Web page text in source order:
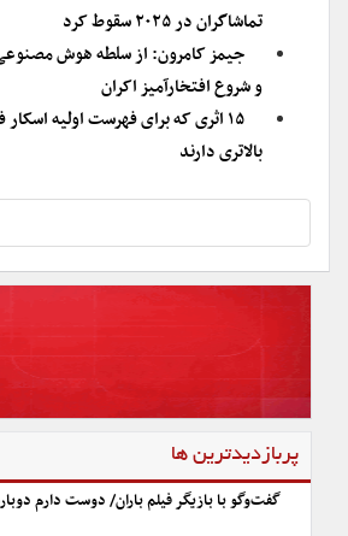
تماشاگران در ۲۰۲۵ سقوط کرد
و شروع افتخار‌آمیز اکران
‌۱۵ اثری که برای فهرست اولیه
بالاتری دارند
پربازدیدترین ها
گفت‌وگو با بازیگر فیلم باران/ دوست دارم